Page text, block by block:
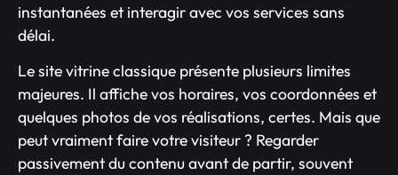
instantanées et interagir avec vos services sans
délai.
Le site vitrine classique présente plusieurs limites
majeures. Il affiche vos horaires, vos coordonnées et
quelques photos de vos réalisations, certes. Mais que
peut vraiment faire votre visiteur ? Regarder
passivement du contenu avant de partir, souvent